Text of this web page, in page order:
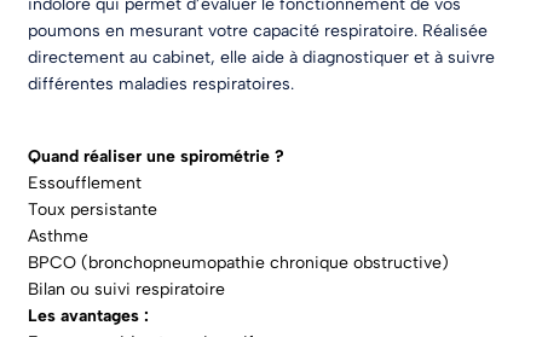
poumons en mesurant votre capacité respiratoire. Réalisée
directement au cabinet, elle aide à diagnostiquer et à suivre
différentes maladies respiratoires.
Quand réaliser une spirométrie ?
Essoufflement
Toux persistante
Asthme
BPCO (bronchopneumopathie chronique obstructive)
Bilan ou suivi respiratoire
Les avantages :